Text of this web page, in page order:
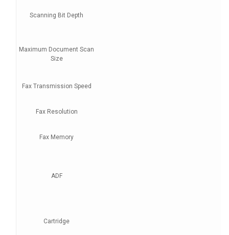
Scanning Bit Depth
Maximum Document Scan
Size
Fax Transmission Speed
Fax Resolution
Fax Memory
ADF
Cartridge